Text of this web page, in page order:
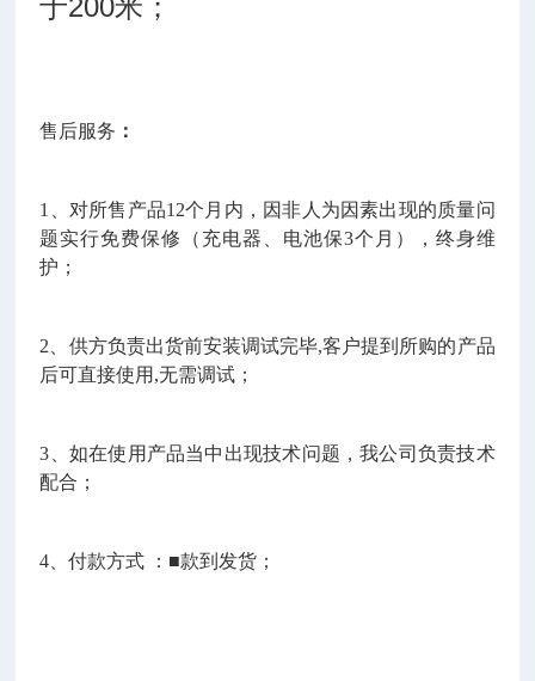
于200米；
售后服务 ：
1
、对所售产品12个月内，因非人为因素出现的质量问
题实行免费保修（充电器、电池保3个月），终身维
护；
2 、供方负责出货前安装调试完毕,客户提到所购的产品
后可直接使用,无需调试；
3 、如在使用产品当中出现技术问题，我公司负责技术
配合；
4 、付款方式 ：■款到发货；